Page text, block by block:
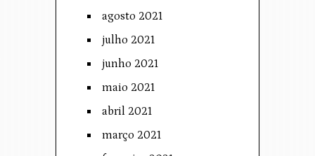
agosto 2021
julho 2021
junho 2021
maio 2021
abril 2021
março 2021